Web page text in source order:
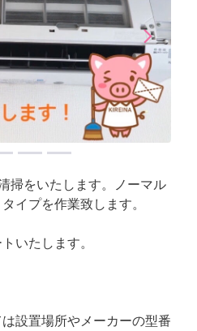
arrow_forward_ios
Next
掃をいたします。ノーマル
イプを作業致します。
いたします。
設置場所やメーカーの型番